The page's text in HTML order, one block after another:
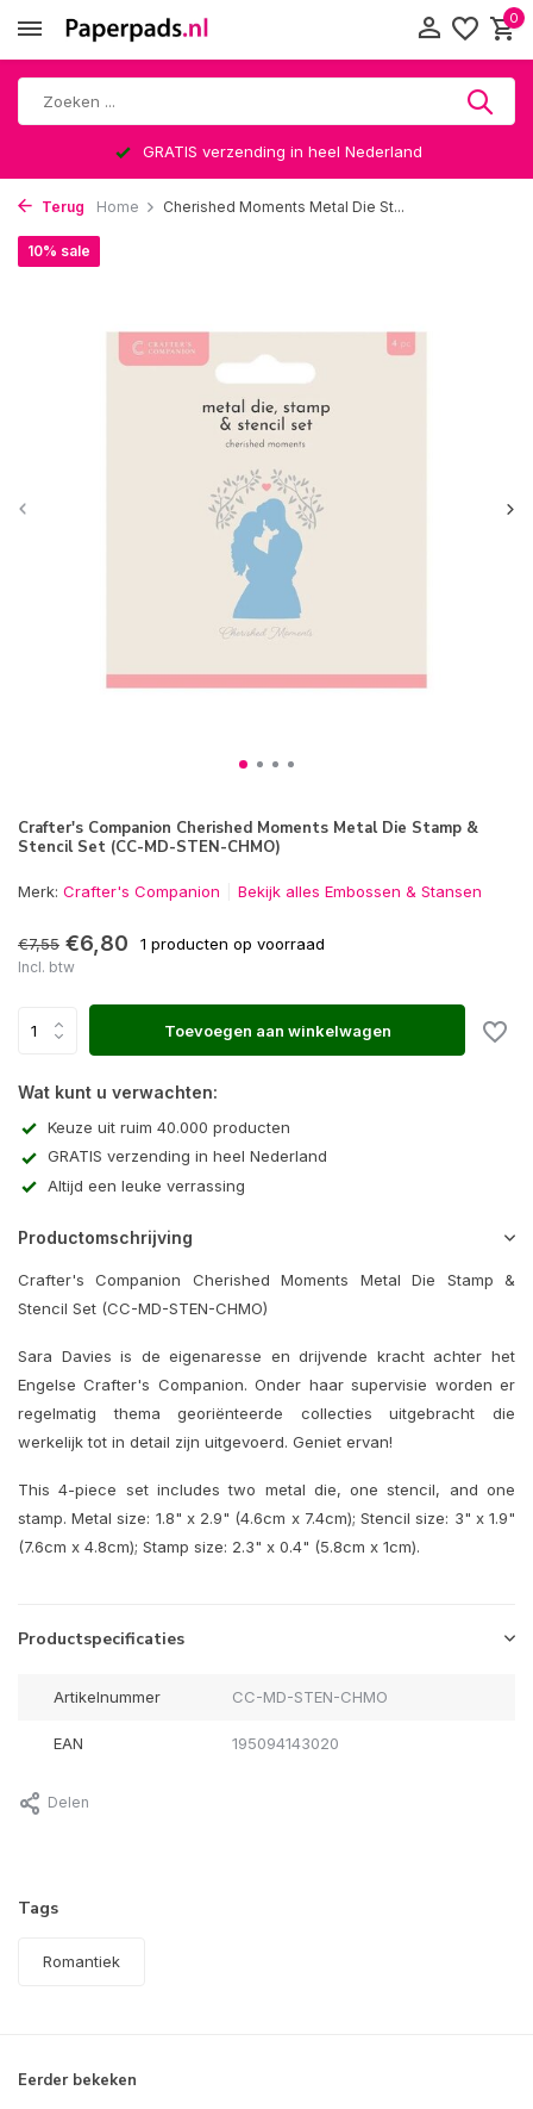
0
GRATIS verzending in heel Nederland
Terug Home Cherished Moments Metal Die St...
Crafter's Companion Cherished Moments Metal Die Stamp &
Stencil Set (CC-MD-STEN-CHMO)
10% sale
Merk: Crafter's Companion Bekijk alles Embossen & Stansen
€7,55 €6,80 1 producten op voorraad
Incl. btw
Toevoegen aan winkelwagen
Wat kunt u verwachten:
Keuze uit ruim 40.000 producten
GRATIS verzending in heel Nederland
Altijd een leuke verrassing
Productomschrijving
Crafter's Companion Cherished Moments Metal Die Stamp &
Stencil Set (CC-MD-STEN-CHMO)
Sara Davies is de eigenaresse en drijvende kracht achter het
Engelse Crafter's Companion. Onder haar supervisie worden er
regelmatig thema georiënteerde collecties uitgebracht die
werkelijk tot in detail zijn uitgevoerd. Geniet ervan!
This 4-piece set includes two metal die, one stencil, and one
stamp. Metal size: 1.8" x 2.9" (4.6cm x 7.4cm); Stencil size: 3" x 1.9"
(7.6cm x 4.8cm); Stamp size: 2.3" x 0.4" (5.8cm x 1cm).
Productspecificaties
Artikelnummer CC-MD-STEN-CHMO
EAN 195094143020
Delen
Tags
Romantiek
Eerder bekeken